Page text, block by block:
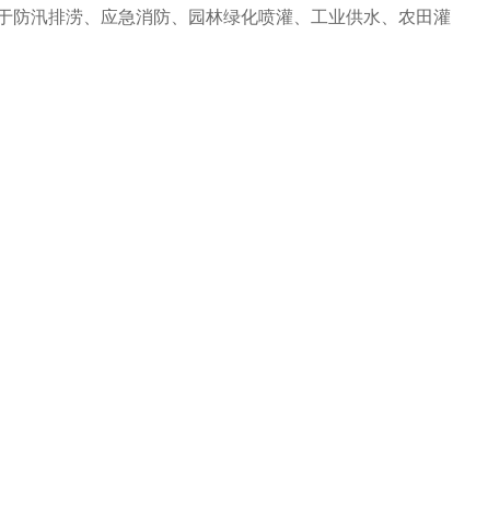
防汛排涝、应急消防、园林绿化喷灌、工业供水、农田灌